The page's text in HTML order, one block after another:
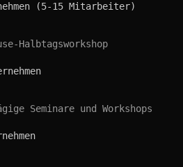
(5-15 Mitarbeiter)
Halbtagsworkshop
Seminare und Workshops